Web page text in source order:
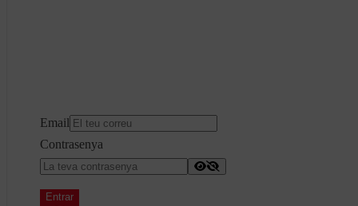
Email
Contrasenya
Entrar